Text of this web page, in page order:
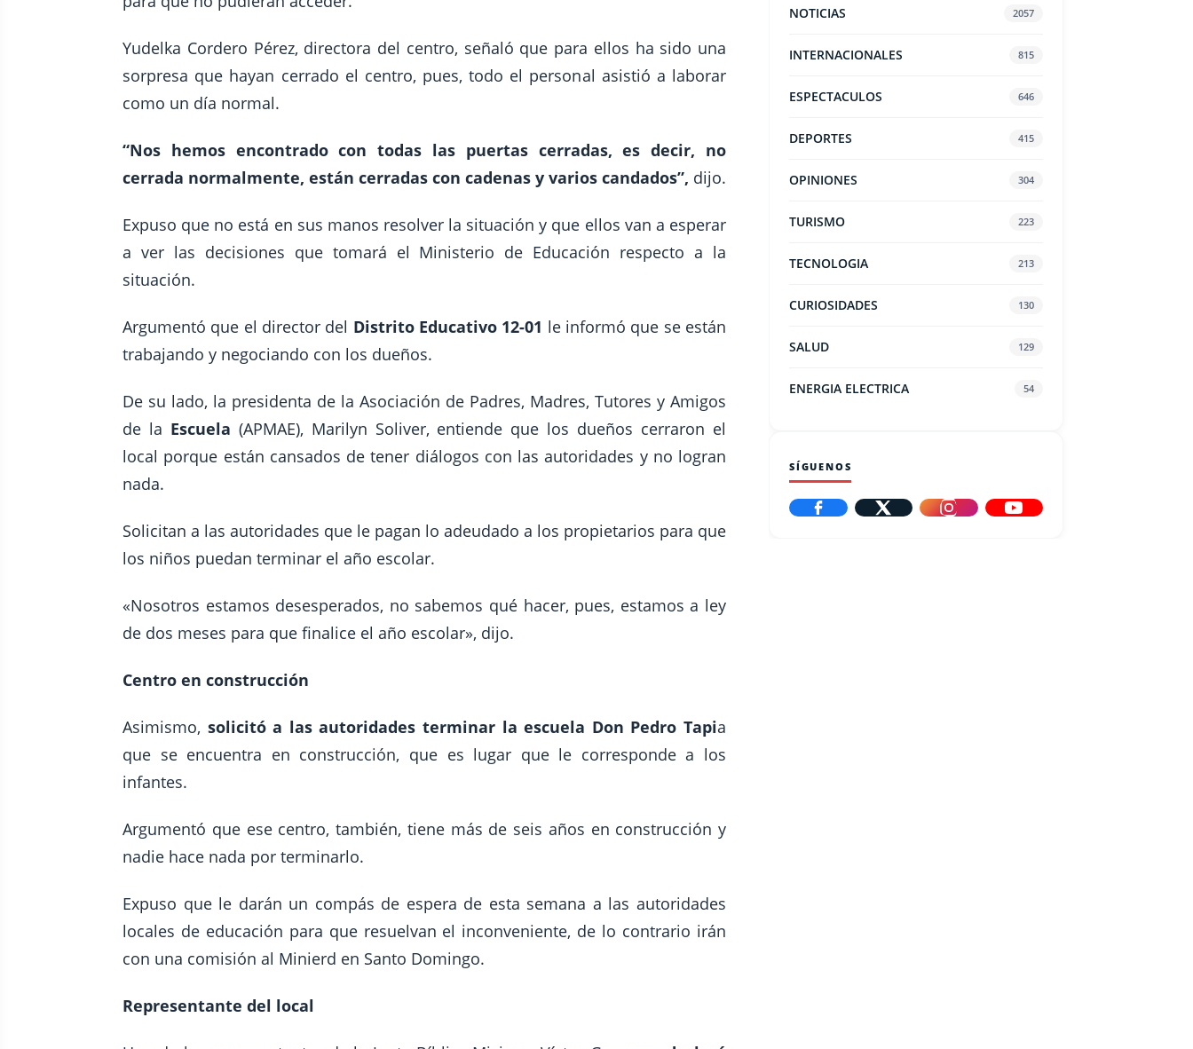
Yudelka Cordero Pérez, directora del centro, señaló que para ellos ha sido una
sorpresa que hayan cerrado el centro, pues, todo el personal asistió a laborar
como un día normal.
“Nos hemos encontrado con todas las puertas cerradas, es decir, no
cerrada normalmente, están cerradas con cadenas y varios candados”, dijo.
Expuso que no está en sus manos resolver la situación y que ellos van a esperar
a ver las decisiones que tomará el Ministerio de Educación respecto a la
situación.
Argumentó que el director del Distrito Educativo 12-01 le informó que se están
trabajando y negociando con los dueños.
De su lado, la presidenta de la Asociación de Padres, Madres, Tutores y Amigos
de la Escuela (APMAE), Marilyn Soliver, entiende que los dueños cerraron el
local porque están cansados de tener diálogos con las autoridades y no logran
nada.
Solicitan a las autoridades que le pagan lo adeudado a los propietarios para que
los niños puedan terminar el año escolar.
«Nosotros estamos desesperados, no sabemos qué hacer, pues, estamos a ley
de dos meses para que finalice el año escolar», dijo.
Centro en construcción
Asimismo, solicitó a las autoridades terminar la escuela Don Pedro Tapia
que se encuentra en construcción, que es lugar que le corresponde a los
infantes.
Argumentó que ese centro, también, tiene más de seis años en construcción y
nadie hace nada por terminarlo.
Expuso que le darán un compás de espera de esta semana a las autoridades
locales de educación para que resuelvan el inconveniente, de lo contrario irán
con una comisión al Minierd en Santo Domingo.
Representante del local
NOTICIAS 2057
INTERNACIONALES 815
ESPECTACULOS 646
DEPORTES 415
OPINIONES 304
TURISMO 223
TECNOLOGIA 213
CURIOSIDADES 130
SALUD 129
ENERGIA ELECTRICA 54
SÍGUENOS